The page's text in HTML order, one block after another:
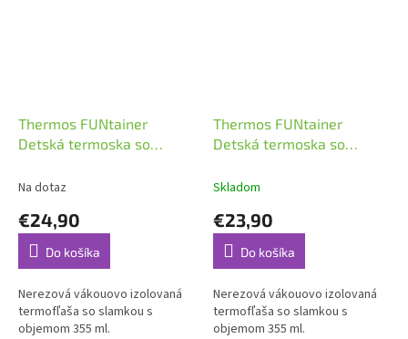
Thermos FUNtainer
Detská termoska so
Na dotaz
€24,90
Do košíka
Nerezová vákouovo izolovaná
termofľaša so slamkou s
objemom 355 ml.
Thermos FUNtainer
Detská termoska so
Skladom
€23,90
Do košíka
Nerezová vákouovo izolovaná
termofľaša so slamkou s
objemom 355 ml.